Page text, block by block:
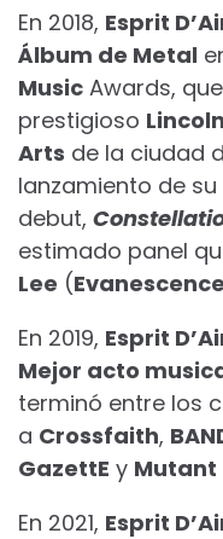
En 2018, Esprit
Álbum de Metal
Music Awards,
prestigioso
Arts de la ciudad
lanzamiento de
debut,
estimado panel
Lee (Evanescence
En 2019, Esprit
Mejor acto
terminó entre los
a Crossfaith,
GazettE y Mutant
En 2021, Esprit